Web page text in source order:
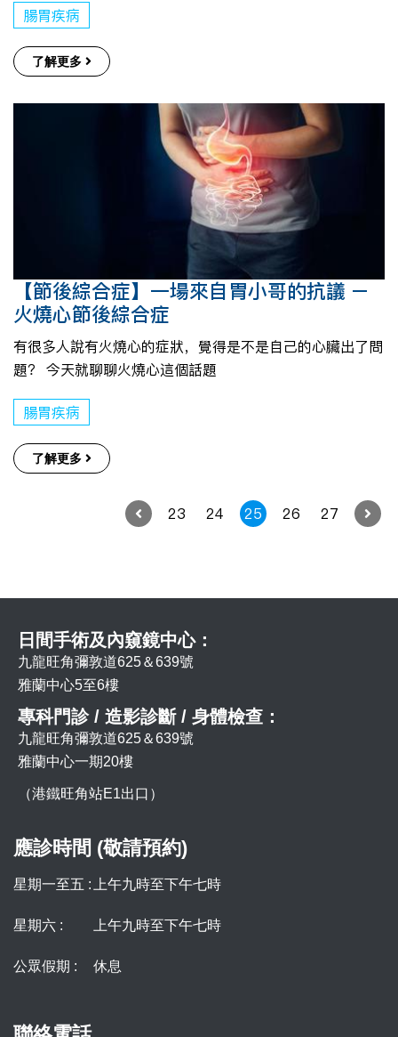
腸胃疾病
了解更多
【節後綜合症】一場來自胃小哥的抗議 –
火燒心節後綜合症
有很多人說有火燒心的症狀，覺得是不是自己的心臟出了問
題？ 今天就聊聊火燒心這個話題
腸胃疾病
了解更多
23 24 25 26 27
日間手術及內窺鏡中心：
九龍旺角彌敦道625＆639號
雅蘭中心5至6樓
專科門診 / 造影診斷 / 身體檢查：
九龍旺角彌敦道625＆639號
雅蘭中心一期20樓
（港鐵旺角站E1出口）
應診時間 (敬請預約)
星期一至五 : 上午九時至下午七時
星期六 : 上午九時至下午七時
公眾假期 : 休息